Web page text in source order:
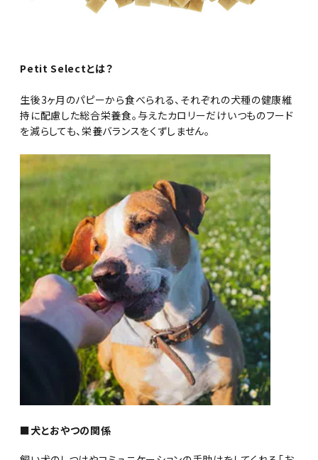
Petit Selectとは？
生後3ヶ月のパピーから食べられる、それぞれの犬種の健康維
持に配慮した総合栄養食。与えたカロリーだけいつものフード
を減らしても、栄養バランスをくずしません。
■犬とおやつの関係